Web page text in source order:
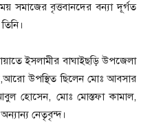
সমাজের বৃত্তবানদের বন্যা দূর্গত
ইসলামীর বাঘাইছড়ি উপজেলা
উপস্থিত ছিলেন মোঃ আবসার
হোসেন, মোঃ মোস্তফা কামাল,
নেতৃবৃন্দ।